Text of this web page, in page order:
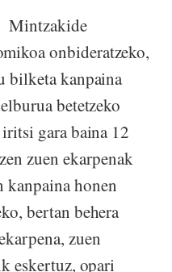
Mintzakide
onbideratzeko,
bilketa kanpaina
betetzeko
gara baina 12
zuen ekarpenak
kanpaina honen
bertan behera
zuen
eskertuz, opari